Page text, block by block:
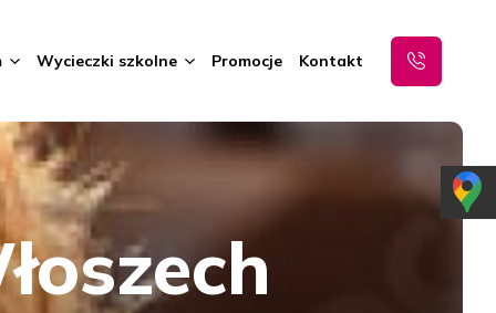
Wycieczki szkolne Promocje Kontakt